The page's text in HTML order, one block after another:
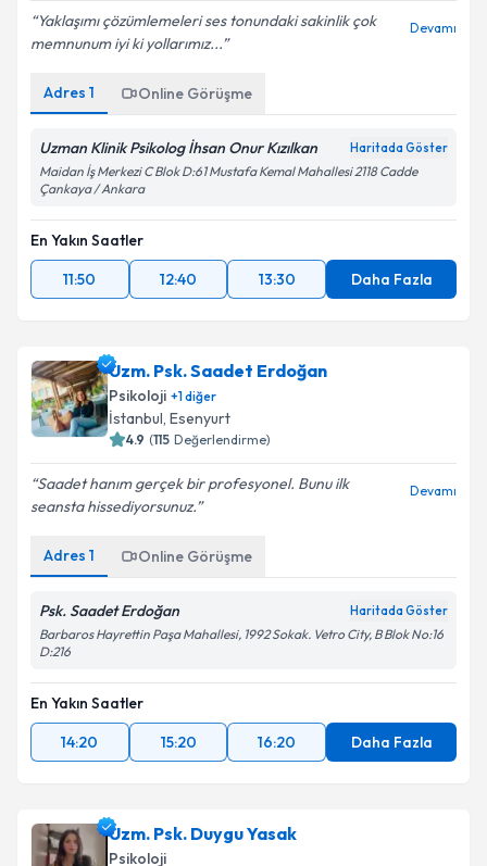
Yaklaşımı çözümlemeleri ses tonundaki sakinlik çok
memnunum iyi ki yollarımız...
Adres 1 Online Görüşme
Uzman Klinik Psikolog İhsan Onur Kızılkan
Maidan İş Merkezi C Blok D:61 Mustafa Kemal Mahallesi 2118 Cadde
Çankaya / Ankara
En Yakın Saatler
11:50
12:40 13:30 Daha Fazla
Uzm. Psk. Saadet Erdoğan
Psikoloji diğer
İstanbul,Esenyurt
( Değerlendirme)
Saadet hanım gerçek bir profesyonel. Bunu ilk
seansta hissediyorsunuz.
Adres 1 Online Görüşme
Psk. Saadet Erdoğan
Barbaros Hayrettin Paşa Mahallesi, 1992 Sokak. Vetro City, B Blok No:16
En Yakın Saatler
14:20
15:20 16:20 Daha Fazla
Uzm. Psk. Duygu Yasak